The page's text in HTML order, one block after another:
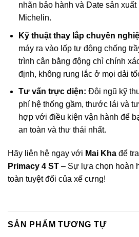
nhãn bảo hành và Date sản
Michelin.
Kỹ thuật thay lắp chuyên
máy ra vào lốp tự động chống
trình cân bằng động chì chính
định, không rung lắc ở mọi dải
Tư vấn trực diện: Đội ngũ kỹ
phí hệ thống gầm, thước lái và
hợp với điều kiện vận hành để
an toàn và thư thái nhất.
Hãy liên hệ ngay với Mai Kha để
Primacy 4 ST – Sự lựa chọn hoàn
toàn tuyệt đối của xế cưng!
SẢN PHẨM TƯƠNG TỰ